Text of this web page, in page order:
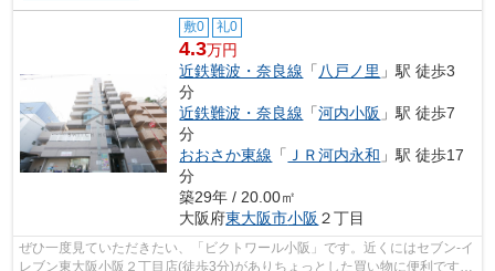
敷0 礼0
4.3万円
近鉄難波・奈良線 「 八戸ノ里 」駅 徒歩3
分
近鉄難波・奈良線 「河内小阪 」駅 徒歩7
分
おおさか東線 「 ＪＲ河内永和 」駅 徒歩17
分
築29年 / 20.00㎡
大阪府東大阪市小阪 ２丁目
ぜひ一度見ていただきたい、「ビクトワール小阪」です。近くにはセブン-イ
レブン東大阪小阪２丁目店(徒歩3分)がありちょっとした買い物に便利です。